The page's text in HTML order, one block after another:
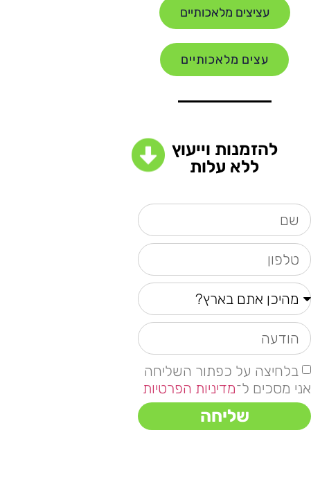
עציצים מלאכותיים
עצים מלאכותיים
להזמנות וייעוץ
ללא עלות
בלחיצה על כפתור השליחה
אני מסכים ל־מדיניות הפרטיות
שליחה